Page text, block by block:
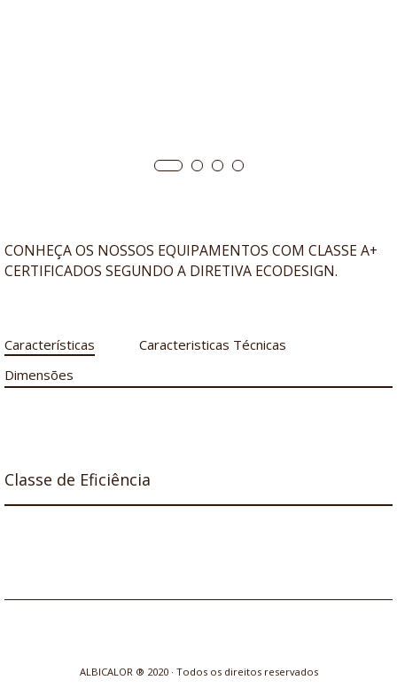
CONHEÇA OS NOSSOS EQUIPAMENTOS COM CLASSE A+
CERTIFICADOS SEGUNDO A DIRETIVA ECODESIGN.
Características
Caracteristicas Técnicas
Dimensões
Classe de Eficiência
ALBICALOR ® 2020 · Todos os direitos reservados